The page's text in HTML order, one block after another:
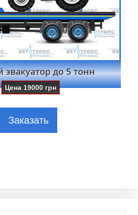
эвакуатор до 5 тонн
Цена 19000 грн
Заказать